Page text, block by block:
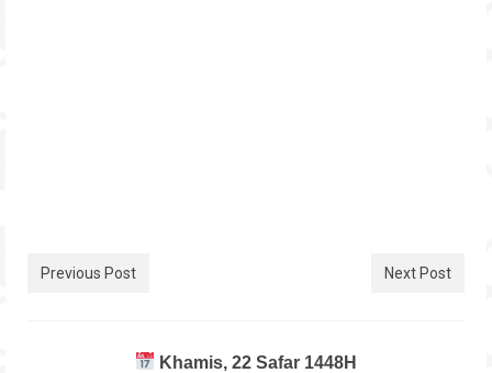
Previous Post Next Post
Khamis, 22 Safar 1448H